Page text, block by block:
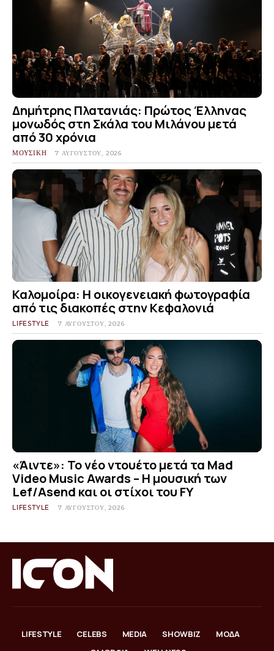
Δημήτρης Πλατανιάς: Πρώτος Έλληνας
μονωδός στη Σκάλα του Μιλάνου μετά
από 30 χρόνια
ΜΟΥΣΙΚΗ 7 ΑΥΓΟΎΣΤΟΥ, 2026
Καλομοίρα: Η οικογενειακή φωτογραφία
από τις διακοπές στην Κεφαλονιά
LIFESTYLE 7 ΑΥΓΟΎΣΤΟΥ, 2026
«Άιντε»: Το νέο ντουέτο μετά τα Mad
Video Music Awards – Η μουσική των
Lef/Asend και οι στίχοι του FY
LIFESTYLE 7 ΑΥΓΟΎΣΤΟΥ, 2026
LIFESTYLE CELEBS MEDIA SHOWBIZ
ΜΟΔΑ